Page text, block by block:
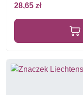
28,65 zł